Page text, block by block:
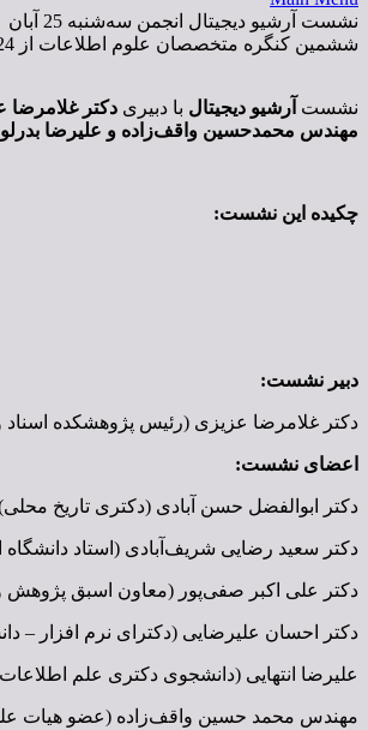
نشست آرشیو دیجیتال انجمن سه‌شنبه 25 آبان ۱۴۰۰ از ساعت 11 تا 13 برگزار خواهد شد.
ششمین کنگره متخصصان علوم اطلاعات از 24 تا 28 آبان ماه برگزار خواهد شد و 19 نشست تخصصی با حضور خبرگان موضوعی به بحث و تبادل نظر در حوزه های مرتبط پرداخته خواهد شد.
نشست آرشیو دیجیتال با دبیری دکتر غلامرضا
مهندس محمدحسین واقف‌زاده و علیرضا بدرلو
چکیده این نشست:
دبیر نشست:
دکتر غلامرضا عزیزی (رئیس پژوهشکده اسناد
اعضای نشست:
دکتر ابوالفضل حسن آبادی (دکتری تاریخ
دکتر سعید رضایی شریف‌آبادی (استاد
دکتر علی اکبر صفی‌پور (معاون اسبق پژوهش و
دکتر احسان علیرضایی (دکترای نرم افزار –
علیرضا انتهایی (دانشجوی دکتری علم
مهندس محمد حسین واقف‌زاده (عضو هیات